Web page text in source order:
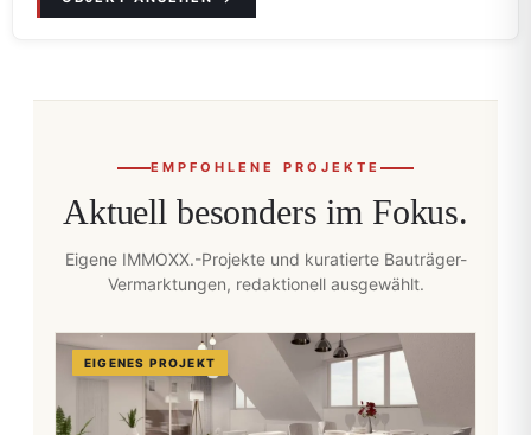
EMPFOHLENE PROJEKTE
Aktuell besonders im Fokus.
Eigene IMMOXX.-Projekte und kuratierte Bauträger-
Vermarktungen, redaktionell ausgewählt.
EIGENES PROJEKT